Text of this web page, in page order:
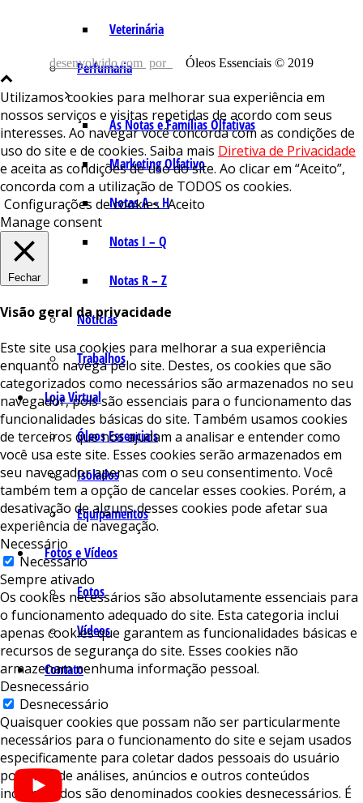
Veterinária
Perfumaria
As Notas e Famílias Olfativas
Marketing Olfativo
Notas A – H
Notas I – Q
Notas R – Z
Notícias
Trabalhos
Loja Virtual
Óleos Essenciais
Isolados
Equipamentos
Fotos e Vídeos
Fotos
Vídeos
Contato
desenvolvido com por Óleos Essenciais © 2019
Utilizamos cookies para melhorar sua experiência em
nossos serviços e visitas repetidas de acordo com seus
interesses. Ao navegar você concorda com as condições de
uso do site e de cookies. Saiba mais Diretiva de Privacidade
e aceita as condições de uso do site. Ao clicar em “Aceito”,
concorda com a utilização de TODOS os cookies.
Configurações de cookies Aceito
Manage consent
Fechar
Visão geral da privacidade
Este site usa cookies para melhorar a sua experiência
enquanto navega pelo site. Destes, os cookies que são
categorizados como necessários são armazenados no seu
navegador, pois são essenciais para o funcionamento das
funcionalidades básicas do site. Também usamos cookies
de terceiros que nos ajudam a analisar e entender como
você usa este site. Esses cookies serão armazenados em
seu navegador apenas com o seu consentimento. Você
também tem a opção de cancelar esses cookies. Porém, a
desativação de alguns desses cookies pode afetar sua
experiência de navegação.
Necessário
Necessário
Sempre ativado
Os cookies necessários são absolutamente essenciais para
o funcionamento adequado do site. Esta categoria inclui
apenas cookies que garantem as funcionalidades básicas e
recursos de segurança do site. Esses cookies não
armazenam nenhuma informação pessoal.
Desnecessário
Desnecessário
Quaisquer cookies que possam não ser particularmente
necessários para o funcionamento do site e sejam usados ​​
especificamente para coletar dados pessoais do usuário
por meio de análises, anúncios e outros conteúdos
incorporados são denominados cookies desnecessários. É